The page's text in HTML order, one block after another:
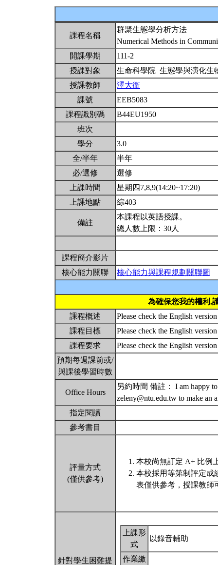
課程名稱
群聚生態學分析方法
Numerical Methods in
開課學期
111-2
授課對象
生命科學院 生態學與演化
授課教師
澤大衛
課號
EEB5083
課程識別碼
B44EU1950
班次
學分
3.0
全/半年
半年
必/選修
選修
上課時間
星期四7,8,9(14:20~17:20)
上課地點
綜403
備註
本課程以英語授課。
總人數上限：30人
課程簡介影片
核心能力關聯
核心能力與課程規劃關聯圖
為確保您我的權利,
課程概述
Please check the English
課程目標
Please check the English
課程要求
Please check the English
預期每週課前或/
與課後學習時數
Office Hours
另約時間 備註： I am happy to
zeleny@ntu.edu.tw to make an
指定閱讀
參考書目
評量方式
(僅供參考)
本校尚無訂定 A+ 比例
本校採用等第制評定成
表僅供參考，授課教師
針對學生困難提
上課形
式
以錄音輔助
作業繳